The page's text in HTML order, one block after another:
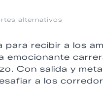
alternativos
para recibir a los
emocionante
Con salida y
a los